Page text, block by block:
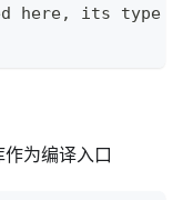
here, its
type
为编译入口